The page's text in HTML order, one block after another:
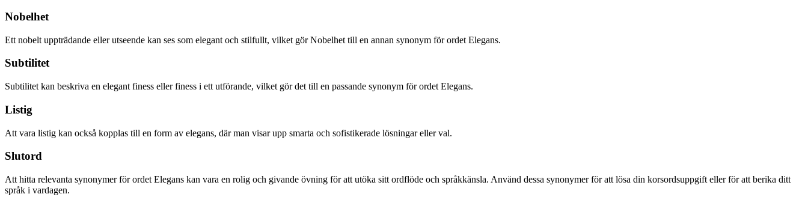
Nobelhet
Ett nobelt uppträdande eller utseende kan ses som elegant och stilfullt, vilket gör Nobelhet till en annan synonym för ordet Elegans.
Subtilitet
Subtilitet kan beskriva en elegant finess eller finess i ett utförande, vilket gör det till en passande synonym för ordet Elegans.
Listig
Att vara listig kan också kopplas till en form av elegans, där man visar upp smarta och sofistikerade lösningar eller val.
Slutord
Att hitta relevanta synonymer för ordet Elegans kan vara en rolig och givande övning för att utöka sitt ordflöde och språkkänsla. Använd dessa synonymer för att lösa din korsordsuppgift eller för att berika ditt
språk i vardagen.